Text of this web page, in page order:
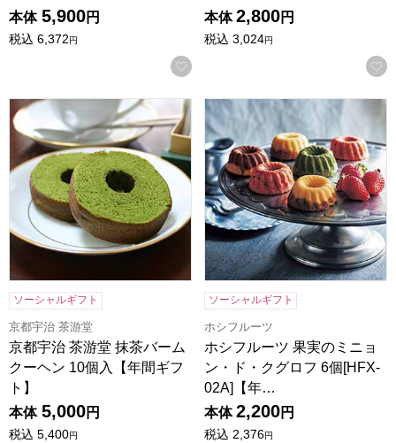
本体 5,900円
税込 6,372円
お気に入りに登録する
本体 2,800円
税込 3,024円
京都宇治 茶游堂 抹茶バームクーヘン 10個入【年間ギフト】
ソーシャルギフト
京都宇治 茶游堂
京都宇治 茶游堂 抹茶バーム
クーヘン 10個入【年間ギフ
ト】
本体 5,000円
税込 5,400円
ホシフルーツ 果実のミニョ
ソーシャルギフト
ホシフルーツ
ホシフルーツ 果実のミニョ
ン・ド・クグロフ 6個[HFX-
02A]【年…
本体 2,200円
税込 2,376円